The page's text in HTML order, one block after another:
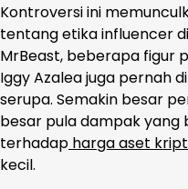
Kontroversi ini
tentang etika influencer
MrBeast, beberapa figur
Iggy Azalea juga pernah
serupa. Semakin besar
besar pula dampak yang
terhadap harga aset
kecil.